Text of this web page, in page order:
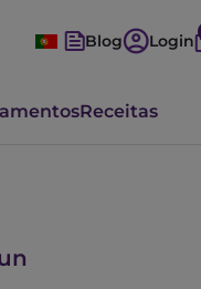
Blog Login
Receitas